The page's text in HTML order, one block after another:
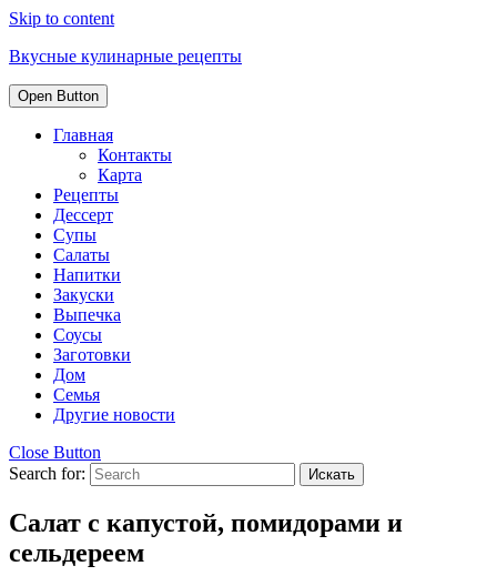
Skip to content
Вкусные кулинарные рецепты
Open Button
Главная
Контакты
Карта
Рецепты
Дессерт
Супы
Салаты
Напитки
Закуски
Выпечка
Соусы
Заготовки
Дом
Семья
Другие новости
Close Button
Search for:
Салат с капустой, помидорами и
сельдереем